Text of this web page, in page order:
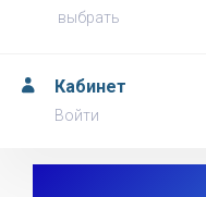
выбрать
Кабинет
Войти